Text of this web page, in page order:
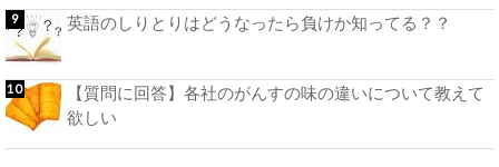
英語のしりとりはどうなったら負けか知ってる？？
【質問に回答】各社のがんすの味の違いについて教えて
欲しい